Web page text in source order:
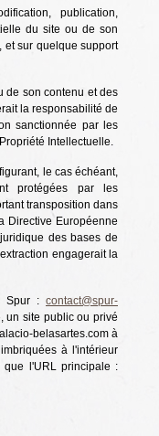
publication,
du site ou de son
et sur quelque support
de son contenu et des
la responsabilité de
sanctionnée par les
Intellectuelle.
le cas échéant,
protégées par les
transposition dans
Directive Européenne
des bases de
engagerait la
Spur : contact@spur-
un site public ou privé
belasartes.com à
à l'intérieur
l'URL principale :